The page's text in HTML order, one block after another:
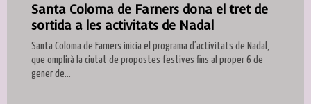
Santa Coloma de Farners dona el tret de
sortida a les activitats de Nadal
Santa Coloma de Farners inicia el programa d’activitats de Nadal,
que omplirà la ciutat de propostes festives fins al proper 6 de
gener de...